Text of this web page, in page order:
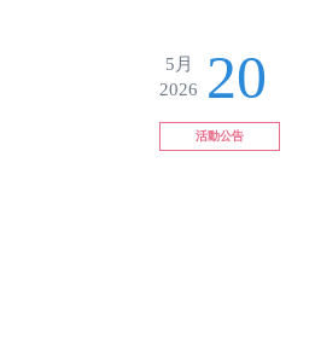
5月
2026
20
活動公告